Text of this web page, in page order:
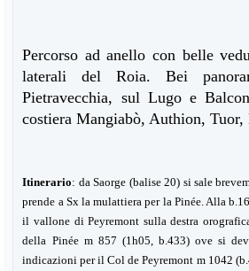
Percorso ad anello con belle
laterali del Roia. Bei
Pietravecchia, sul Lugo e
costiera Mangiabò, Authion,
Itinerario: da Saorge (balise 20) si sale
prende a Sx la mulattiera per la Pinée. Alla
il vallone di Peyremont sulla destra
della Pinée m 857 (1h05, b.433) ove si
indicazioni per il Col de Peyremont m 1042